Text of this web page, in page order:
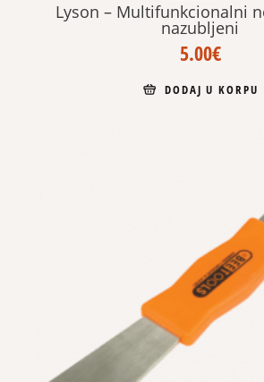
Lyson – Multifunkcionalni
nazubljeni
5.00€
DODAJ U KORPU